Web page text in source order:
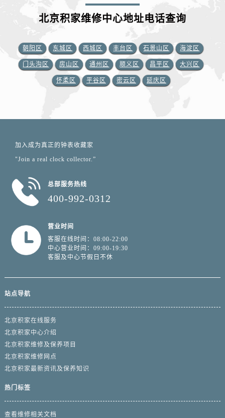
北京积家维修中心地址电话查询
朝阳区 东城区 西城区 丰台区 石景山区 海淀区
门头沟区 房山区 通州区 顺义区 昌平区 大兴区
怀柔区 平谷区 密云区 延庆区
加入成为真正的钟表收藏家
"Join a real clock collector.”
总部服务热线
400-992-0312
营业时间
客服在线时间：08:00-22:00
中心营业时间：09:00-19:30
客服及中心节假日不休
站点导航
北京积家在线服务
北京积家中心介绍
北京积家维修及保养项目
北京积家维修网点
北京积家最新资讯及保养知识
热门标签
查看维修相关文档